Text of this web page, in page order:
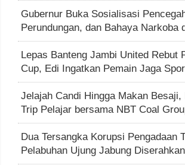
Gubernur Buka Sosialisasi
Perundungan, dan Bahaya Narkoba
Lepas Banteng Jambi United Rebut
Cup, Edi Ingatkan Pemain Jaga
Jelajah Candi Hingga Makan Besaji,
Trip Pelajar bersama NBT Coal
Dua Tersangka Korupsi Pengadaan
Pelabuhan Ujung Jabung